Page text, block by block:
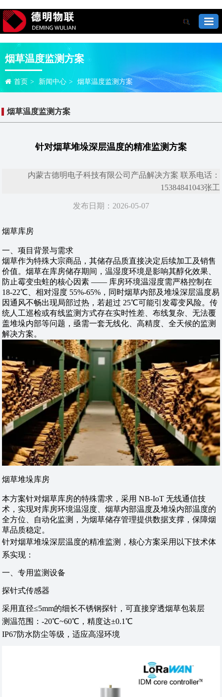
烟草温度监测方案
首页 > 新闻中心 > 烟草温度监测方案
烟草温度监测方案
针对烟草堆垛深层温度的精准监测方案
内蒙古德明电子科技有限公司产品解决方案 联系电话：
15384841043张工
发布日期：2026-05-07
烟草库房
一、项目背景与需求
烟草作为特殊大宗商品，其储存品质直接决定后续加工及销售
价值。烟草在库房储存期间，温湿度环境是影响其醇化效果、
防止霉变虫蛀的核心因素 —— 库房环境温湿度需严格控制在
18-22℃、相对湿度 55%-65%，同时烟草内部及堆垛深层温度易
因通风不畅出现局部过热，若超过 25℃可能引发霉变风险。传
统人工巡检或有线监测方式存在实时性差、布线复杂、无法覆
盖堆垛内部等问题，亟需一套无线化、高精度、全天候的监测
解决方案。
烟草堆垛库房
本方案针对烟草库房的特殊需求，采用 NB-IoT 无线通信技
术，实现对库房环境温湿度、烟草内部温度及堆垛内部温度的
全方位、自动化监测，为烟草储存管理提供数据支撑，保障烟
草品质稳定。
针对烟草堆垛深层温度的精准监测，核心方案采用以下技术体
系实现：
一、专用监测设备
探针式传感器‌
采用直径≤5mm的细长不锈钢探针，可直接穿透烟草包装层
测温范围：-20℃~60℃，精度达±0.1℃
IP67防水防尘等级，适应高湿环境